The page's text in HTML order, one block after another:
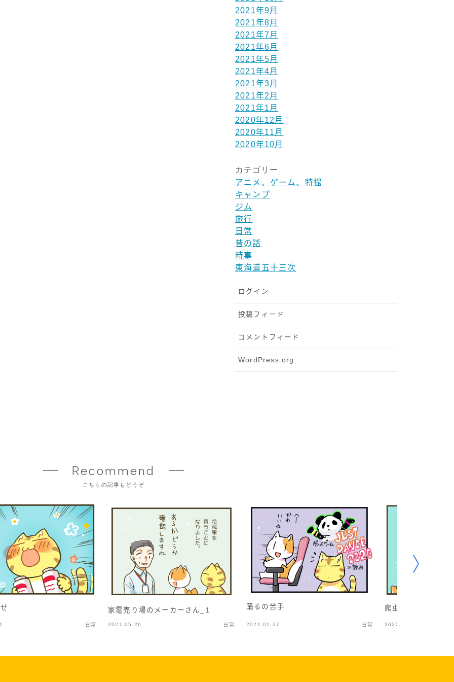
2021年9月
2021年8月
2021年7月
2021年6月
2021年5月
2021年4月
2021年3月
2021年2月
2021年1月
2020年12月
2020年11月
2020年10月
カテゴリー
アニメ、ゲーム、特撮
キャンプ
ジム
旅行
日常
昔の話
時事
東海道五十三次
ログイン
投稿フィード
コメントフィード
WordPress.org
Recommend
こちらの記事もどうぞ
日常
家電売り場のメーカーさん_1
2021.05.26 日常
踊るの苦手
2021.01.27 日常
爬虫類カフェ2
2022.03.04